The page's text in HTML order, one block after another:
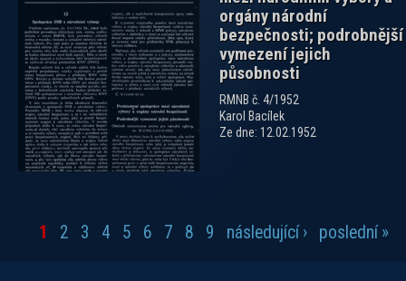
orgány národní
bezpečnosti; podrobnější
vymezení jejich
působnosti
RMNB č. 4/1952
Karol Bacílek
Ze dne: 12.02.1952
1 2 3 4 5 6 7 8 9 následující › poslední »